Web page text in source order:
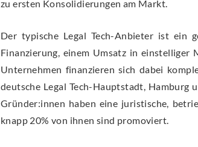
zu ersten Konsolidierungen am Markt.
Der typische Legal Tech-Anbieter ist ein
Finanzierung, einem Umsatz in
Unternehmen finanzieren sich dabei
deutsche Legal Tech-Hauptstadt, Hamburg
Gründer:innen haben eine juristische,
knapp 20% von ihnen sind promoviert.